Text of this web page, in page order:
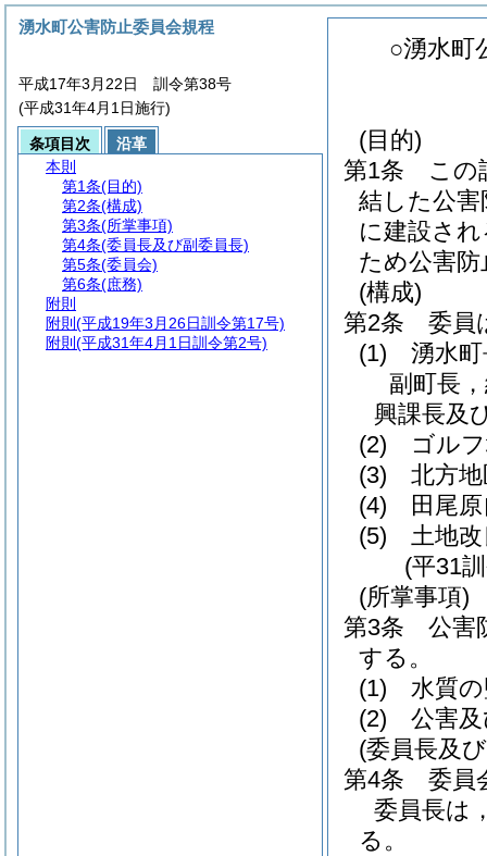
○湧水町
(目的)
第1条
この
結した公害
に建設さ
ため公害
(構成)
第2条
委員
(1)
湧水
副町長
興課長及
(2)
ゴル
(3)
北方
(4)
田尾
(5)
土地
(平31
(所掌事項)
第3条
公害
する。
(1)
水質
(2)
公害
(委員長及
第4条
委員
委員長は
る。
湧水町公害防止委員会規程
平成17年3月22日 訓令第38号
(平成31年4月1日施行)
条項目次
沿革
本則
第1条(目的)
第2条(構成)
第3条(所掌事項)
第4条(委員長及び副委員長)
第5条(委員会)
第6条(庶務)
附則
附則 (平成19年3月26日訓令第17号)
附則 (平成31年4月1日訓令第2号)